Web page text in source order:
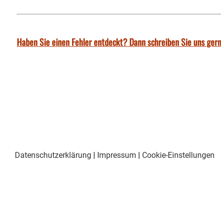
Haben Sie einen Fehler entdeckt? Dann schreiben Sie uns
Datenschutzerklärung | Impressum | Cookie-Einstellungen